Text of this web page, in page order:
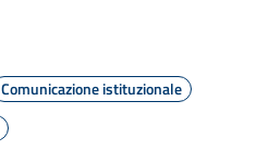
Comunicazione istituzionale